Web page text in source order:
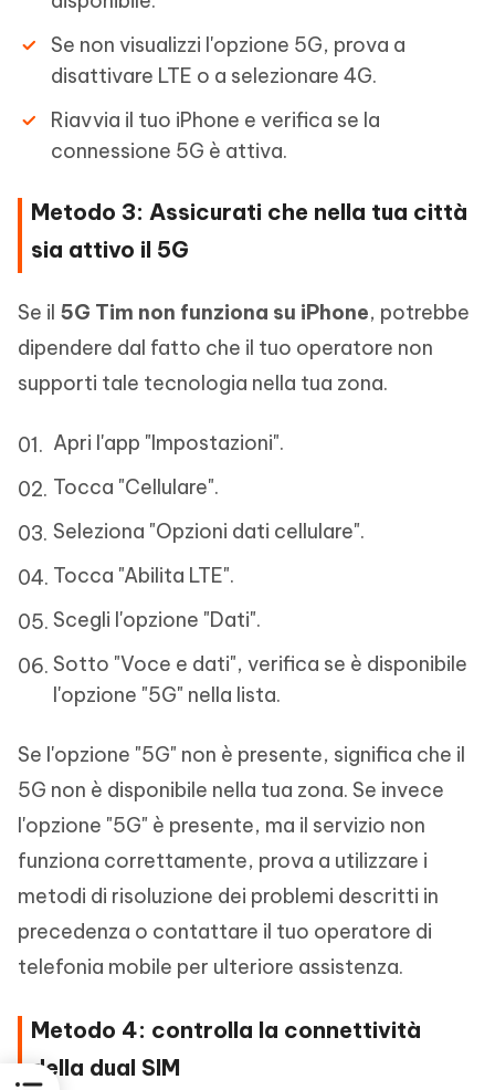
Se non visualizzi l'opzione 5G, prova a
disattivare LTE o a selezionare 4G.
Riavvia il tuo iPhone e verifica se la
connessione 5G è attiva.
Metodo 3: Assicurati che nella tua città
sia attivo il 5G
Se il 5G Tim non funziona su iPhone, potrebbe
dipendere dal fatto che il tuo operatore non
supporti tale tecnologia nella tua zona.
Apri l'app "Impostazioni".
Tocca "Cellulare".
Seleziona "Opzioni dati cellulare".
Tocca "Abilita LTE".
Scegli l'opzione "Dati".
Sotto "Voce e dati", verifica se è disponibile
l'opzione "5G" nella lista.
Se l'opzione "5G" non è presente, significa che il
5G non è disponibile nella tua zona. Se invece
l'opzione "5G" è presente, ma il servizio non
funziona correttamente, prova a utilizzare i
metodi di risoluzione dei problemi descritti in
precedenza o contattare il tuo operatore di
telefonia mobile per ulteriore assistenza.
Metodo 4: controlla la connettività
della dual SIM